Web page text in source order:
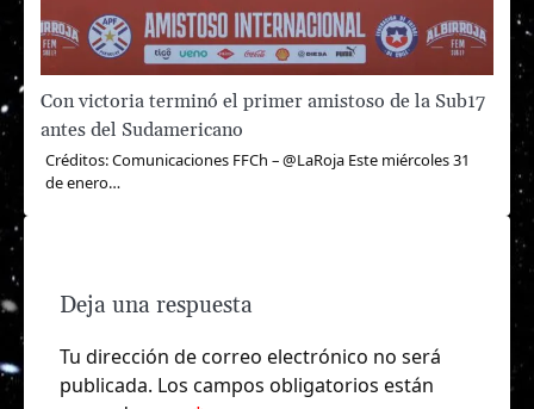
Con victoria terminó el primer amistoso de la Sub17
antes del Sudamericano
Créditos: Comunicaciones FFCh – @LaRoja Este miércoles 31
de enero…
Deja una respuesta
Tu dirección de correo electrónico no será
publicada. Los campos obligatorios están